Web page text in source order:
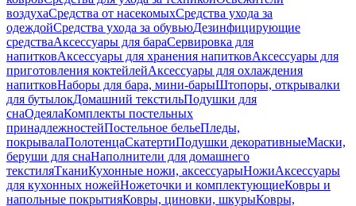
воздухаСредства от насекомыхСредства ухода за
одеждойСредства ухода за обувьюДезинфицирующие
средстваАксессуары для бараСервировка для
напитковАксессуары для хранения напитковАксессуары для
приготовления коктейлейАксессуары для охлаждения
напитковНаборы для бара, мини-барыШтопоры, открывалки
для бутылокДомашний текстильПодушки для
снаОдеялаКомплекты постельных
принадлежностейПостельное бельеПледы,
покрывалаПолотенцаСкатертиПодушки декоративныеМаски,
беруши для снаНаполнители для домашнего
текстиляТканиКухонные ножи, аксессуарыНожиАксессуары
для кухонных ножейНожеточки и комплектующиеКовры и
напольные покрытияКовры, циновки, шкурыКовры,